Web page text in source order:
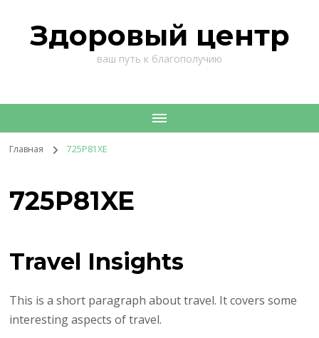
Здоровый центр
ваш путь к благополучию
Главная 725P81XE
725P81XE
Travel Insights
This is a short paragraph about travel. It covers some
interesting aspects of travel.